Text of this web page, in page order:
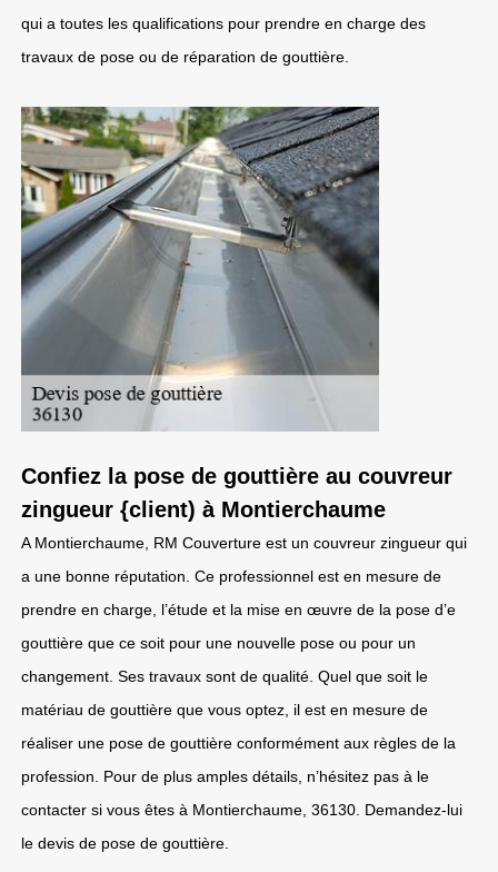
qui a toutes les qualifications pour prendre en charge des
travaux de pose ou de réparation de gouttière.
Confiez la pose de gouttière au couvreur
zingueur {client) à Montierchaume
A Montierchaume, RM Couverture est un couvreur zingueur qui
a une bonne réputation. Ce professionnel est en mesure de
prendre en charge, l’étude et la mise en œuvre de la pose d’e
gouttière que ce soit pour une nouvelle pose ou pour un
changement. Ses travaux sont de qualité. Quel que soit le
matériau de gouttière que vous optez, il est en mesure de
réaliser une pose de gouttière conformément aux règles de la
profession. Pour de plus amples détails, n’hésitez pas à le
contacter si vous êtes à Montierchaume, 36130. Demandez-lui
le devis de pose de gouttière.